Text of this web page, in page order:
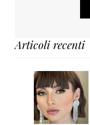
Articoli recenti